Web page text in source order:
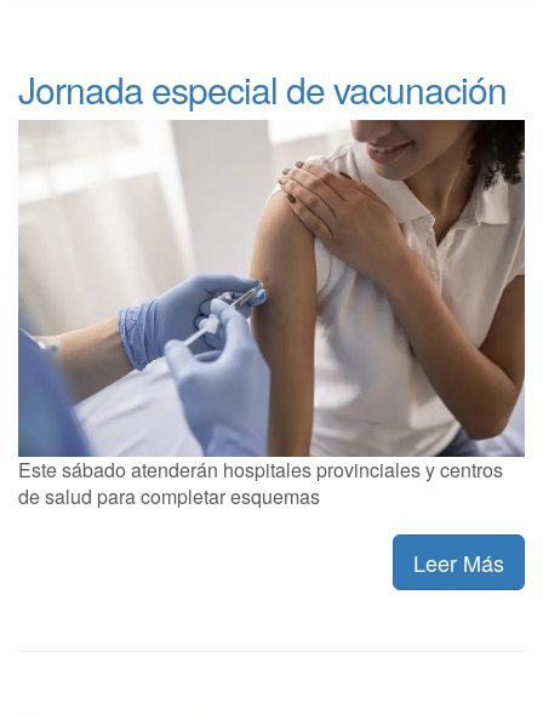
Jornada especial de vacunación
Este sábado atenderán hospitales provinciales y centros
de salud para completar esquemas
Leer Más